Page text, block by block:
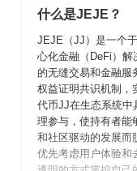
什么是JEJE？
JEJE（JJ）是一个
心化金融（DeFi）
的无缝交易和金融服
权益证明共识机制，
代币JJ在生态系统中
理参与，使持有者能
和社区驱动的发展而
优先考虑用户体验和